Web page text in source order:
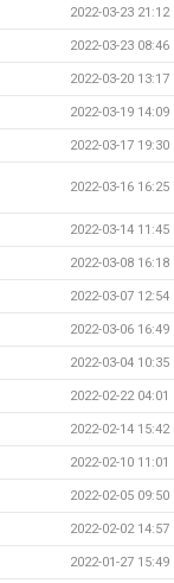
2022-03-23 21:12
2022-03-23 08:46
2022-03-20 13:17
2022-03-19 14:09
2022-03-17 19:30
2022-03-16 16:25
2022-03-14 11:45
2022-03-08 16:18
2022-03-07 12:54
2022-03-06 16:49
2022-03-04 10:35
2022-02-22 04:01
2022-02-14 15:42
2022-02-10 11:01
2022-02-05 09:50
2022-02-02 14:57
2022-01-27 15:49